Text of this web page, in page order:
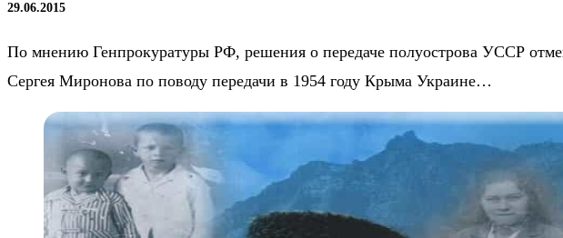
29.06.2015
По мнению Генпрокуратуры РФ, решения о передаче полуострова УССР
Сергея Миронова по поводу передачи в 1954 году Крыма Украине…